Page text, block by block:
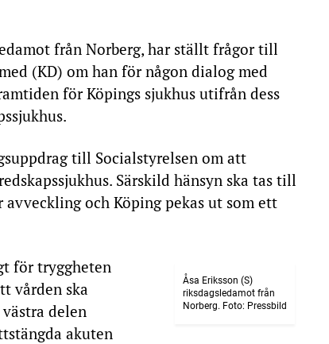
från Norberg, har ställt frågor till
(KD) om han för någon dialog med
för Köpings sjukhus utifrån dess
till Socialstyrelsen om att
Särskild hänsyn ska tas till
avveckling och Köping pekas ut som ett
Åsa Eriksson (S)
riksdagsledamot från
Norberg. Foto: Pressbild
för tryggheten
vården ska
delen
akuten